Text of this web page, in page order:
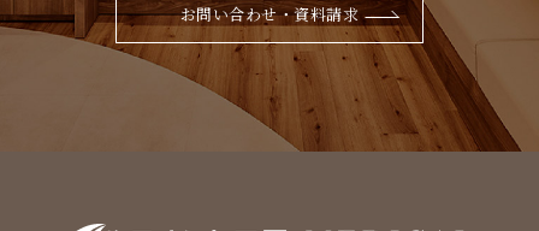
お問い合わせ・資料請求